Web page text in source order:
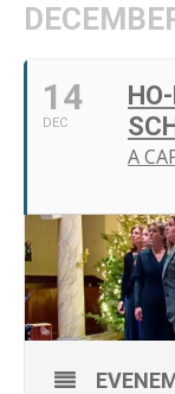
14
DEC
A